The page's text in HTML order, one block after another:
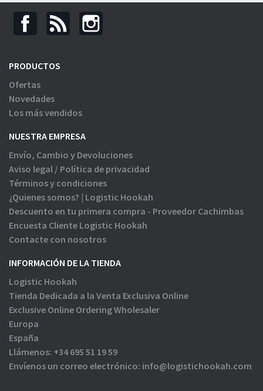
PRODUCTOS
Ofertas
Novedades
Los más vendidos
NUESTRA EMPRESA
Envío, Cambio y Devoluciones
Aviso legal / Política de privacidad
Términos y condiciones
¿Quienes somos? | Logistic Hookah
Descuento en tu primera compra - Proveedor Cachimbas
Encuesta Cliente Logistic Hookah
Contacte con nosotros
INFORMACIÓN DE LA TIENDA
Logistic Hookah
Tienda Dedicada a la Venta Exclusiva Online
Exclusive Online Ordering Wholesaler
Europa
España
Llámenos: +34 695 51 19 59
Envíenos un correo electrónico: info@logistichookah.com